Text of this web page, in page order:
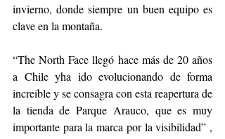
invierno, donde siempre un buen equipo es
clave en la montaña.
“The North Face llegó hace más de 20 años
a Chile yha ido evolucionando de forma
increíble y se consagra con esta reapertura de
la tienda de Parque Arauco, que es muy
importante para la marca por la visibilidad” ,